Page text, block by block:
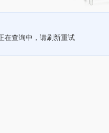
在查询中，请刷新重试